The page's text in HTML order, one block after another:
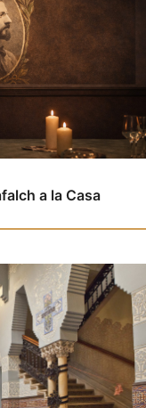
a la Casa